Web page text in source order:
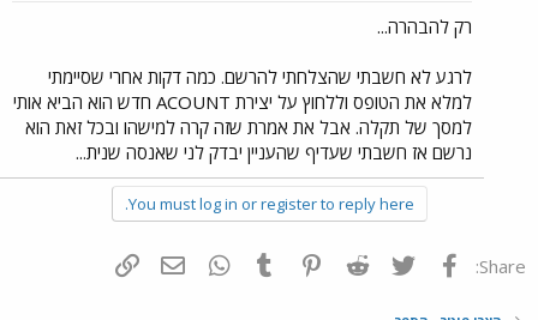
רק להבהרה...
לרגע לא חשבתי שהצלחתי להרשם. כמה דקות אחרי שסיימתי
למלא את הטופס וללחוץ על יצירת ACOUNT חדש הוא הביא אותי
למסך של תקלה. אבל את אמרת שזה קרה למישהו ובכל זאת הוא
נרשם אז חשבתי שעדיף שהעניין יבדק לני שאנסה שנית...
You must log in or register to reply here.
Share: פייסבוק Twitter
Reddit
Pinterest
Tumblr
WhatsAppדואר אלקטרוני